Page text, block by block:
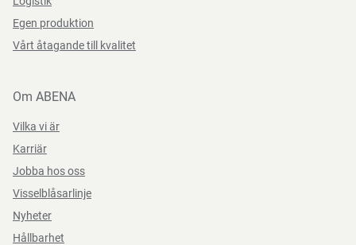
Egen produktion
Vårt åtagande till kvalitet
Om ABENA
Vilka vi är
Karriär
Jobba hos oss
Visselblåsarlinje
Nyheter
Hållbarhet